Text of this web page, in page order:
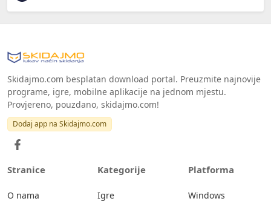
Skidajmo.com besplatan download portal. Preuzmite najnovije
programe, igre, mobilne aplikacije na jednom mjestu.
Provjereno, pouzdano, skidajmo.com!
Dodaj app na Skidajmo.com
Stranice
O nama
Kategorije
Igre
Platforma
Windows